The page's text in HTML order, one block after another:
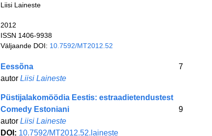
Liisi Laineste
2012
ISSN 1406-9938
Väljaande DOI: 10.7592/MT2012.52
Eessõna
7
autor Liisi Laineste
Püstijalakomöödia Eestis: estraadietendustest
Comedy Estoniani
9
autor Liisi Laineste
DOI: 10.7592/MT2012.52.laineste